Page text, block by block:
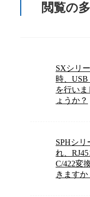
閲覧の
SXシリ
時、
を行い
ょうか？
SPHシ
れ、
C/422変
きますか